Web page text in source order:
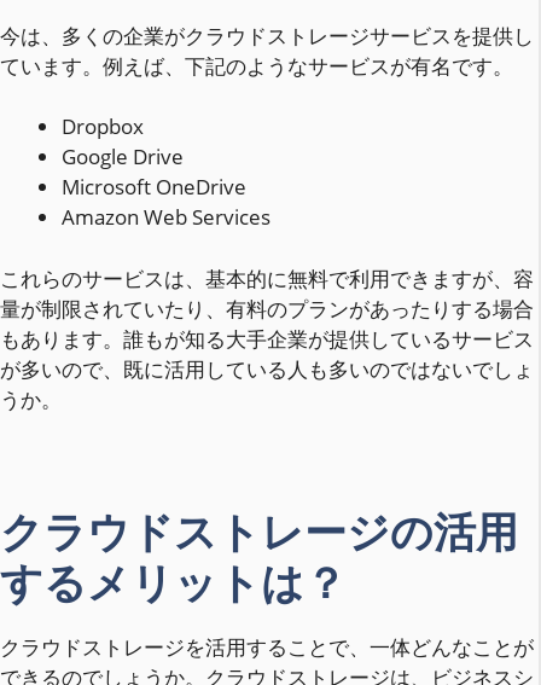
今は、多くの企業がクラウドストレージサービスを提供し
ています。例えば、下記のようなサービスが有名です。
Dropbox
Google Drive
Microsoft OneDrive
Amazon Web Services
これらのサービスは、基本的に無料で利用できますが、容
量が制限されていたり、有料のプランがあったりする場合
もあります。誰もが知る大手企業が提供しているサービス
が多いので、既に活用している人も多いのではないでしょ
うか。
クラウドストレージの活用
するメリットは？
クラウドストレージを活用することで、一体どんなことが
できるのでしょうか。クラウドストレージは、ビジネスシ